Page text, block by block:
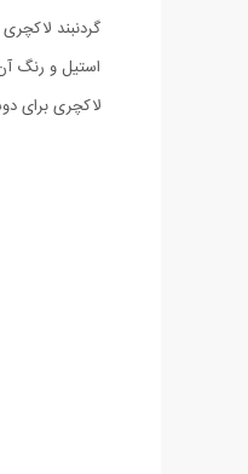
گردنبند
استیل و رنگ
لاکچری برای